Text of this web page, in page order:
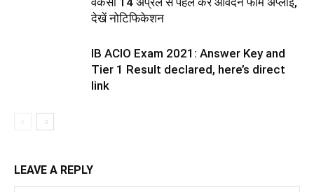
देखें नोटिफिकेशन
IB ACIO Exam 2021: Answer Key and
Tier 1 Result declared, here’s direct
link
LEAVE A REPLY